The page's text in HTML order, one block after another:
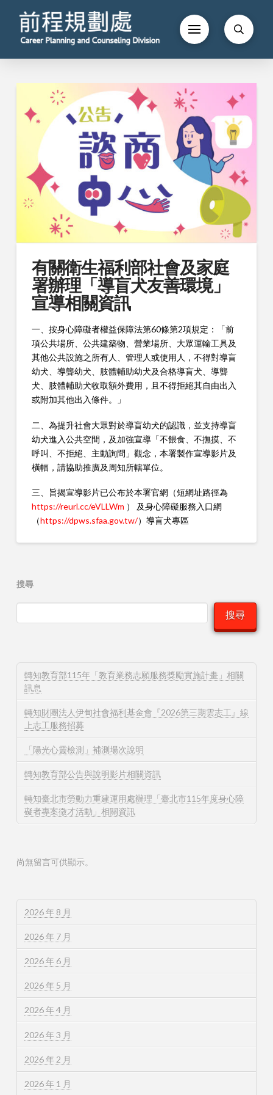
有關衛生福利部社會及家庭
署辦理「導盲犬友善環境」
宣導相關資訊
一、按身心障礙者權益保障法第60條第2項規定：「前
項公共場所、公共建築物、營業場所、大眾運輸工具及
其他公共設施之所有人、管理人或使用人，不得對導盲
幼犬、導聾幼犬、肢體輔助幼犬及合格導盲犬、導聾
犬、肢體輔助犬收取額外費用，且不得拒絕其自由出入
或附加其他出入條件。」
二、為提升社會大眾對於導盲幼犬的認識，並支持導盲
幼犬進入公共空間，及加強宣導「不餵食、不撫摸、不
呼叫、不拒絕、主動詢問」觀念，本署製作宣導影片及
橫幅，請協助推廣及周知所轄單位。
三、旨揭宣導影片已公布於本署官網（短網址路徑為
https://reurl.cc/eVLLWm ） 及身心障礙服務入口網
（https://dpws.sfaa.gov.tw/）導盲犬專區
搜尋
搜尋
轉知教育部115年「教育業務志願服務獎勵實施計畫」相關
訊息
轉知財團法人伊甸社會福利基金會『2026第三期雲志工』線
上志工服務招募
「陽光心靈檢測」補測場次說明
轉知教育部公告與說明影片相關資訊
轉知臺北市勞動力重建運用處辦理「臺北市115年度身心障
礙者專案徵才活動」相關資訊
尚無留言可供顯示。
2026 年 8 月
2026 年 7 月
2026 年 6 月
2026 年 5 月
2026 年 4 月
2026 年 3 月
2026 年 2 月
2026 年 1 月